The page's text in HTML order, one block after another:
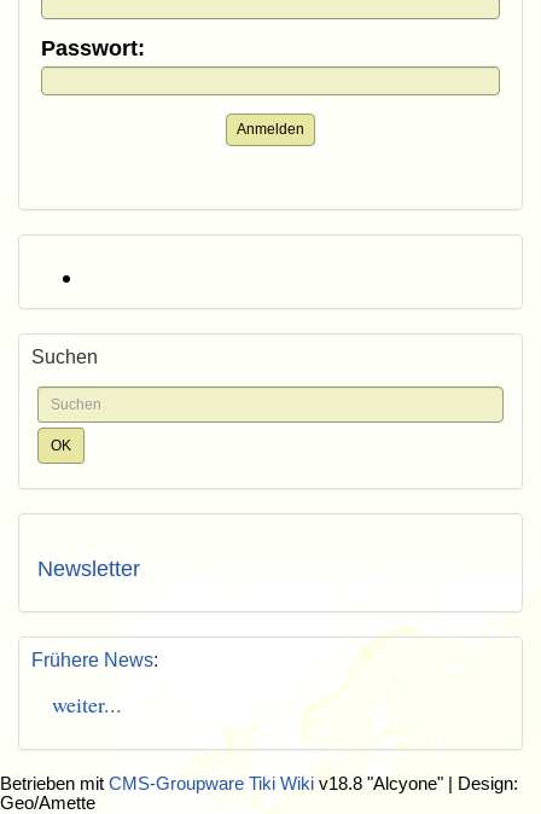
Passwort:
Anmelden
Suchen
Newsletter
Frühere News:
weiter...
Betrieben mit CMS-Groupware Tiki Wiki v18.8 "Alcyone" | Design:
Geo/Amette